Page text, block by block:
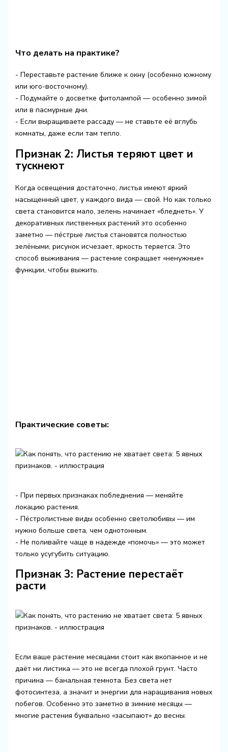
Что делать на практике?
- Переставьте растение ближе к окну (особенно южному
или юго-восточному).
- Подумайте о досветке фитолампой — особенно зимой
или в пасмурные дни.
- Если выращиваете рассаду — не ставьте её вглубь
комнаты, даже если там тепло.
Признак 2: Листья теряют цвет и
тускнеют
Когда освещения достаточно, листья имеют яркий
насыщенный цвет, у каждого вида — свой. Но как только
света становится мало, зелень начинает «бледнеть». У
декоративных лиственных растений это особенно
заметно — пёстрые листья становятся полностью
зелёными, рисунок исчезает, яркость теряется. Это
способ выживания — растение сокращает «ненужные»
функции, чтобы выжить.
Практические советы:
- При первых признаках побледнения — меняйте
локацию растения.
- Пёстролистные виды особенно светолюбивы — им
нужно больше света, чем однотонным.
- Не поливайте чаще в надежде «помочь» — это может
только усугубить ситуацию.
Признак 3: Растение перестаёт
расти
Если ваше растение месяцами стоит как вкопанное и не
даёт ни листика — это не всегда плохой грунт. Часто
причина — банальная темнота. Без света нет
фотосинтеза, а значит и энергии для наращивания новых
побегов. Особенно это заметно в зимние месяцы —
многие растения буквально «засыпают» до весны.